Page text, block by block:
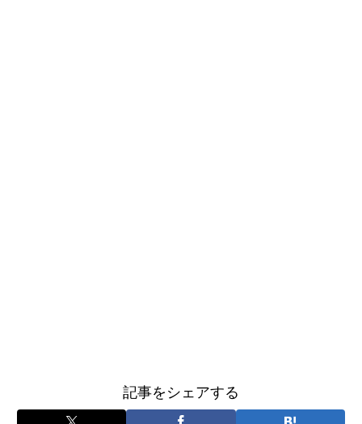
記事をシェアする